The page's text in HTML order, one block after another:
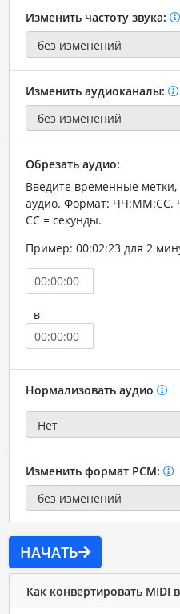
Изменить частоту звука:
Изменить аудиоканалы:
Обрезать аудио:
Введите временные метки,
аудио. Формат: ЧЧ:ММ:СС.
СС = секунды.
Пример: 00:02:23 для 2
в
Нормализовать аудио
Изменить формат PCM:
НАЧАТЬ
Как конвертировать MIDI